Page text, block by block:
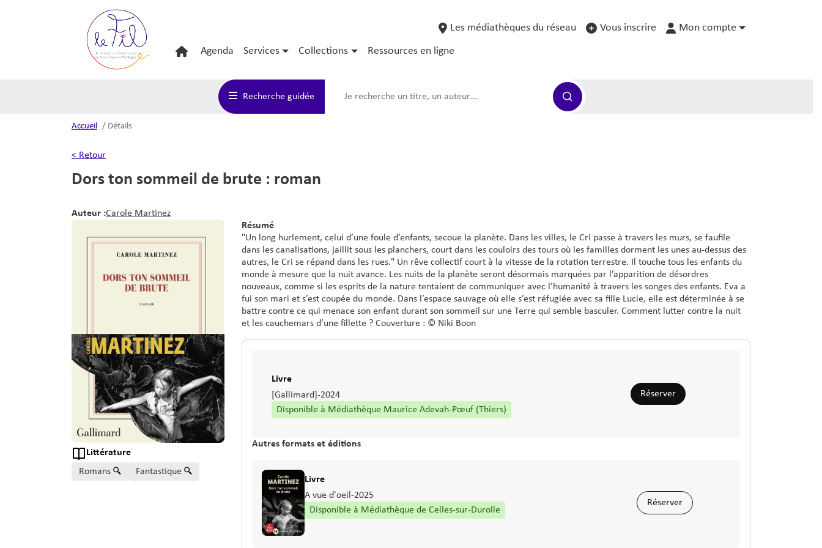
principal
logo
ouverture_bib
user_account
User
account
menu
Les médiathèques du réseau Vous inscrire Mon compte
Main
navigation
Agenda Services Collections Ressources en ligne
Recherche guidée
Accueil Détails
< Retour
Dors ton sommeil de brute : roman
Auteur :Carole Martinez
Est le type d'oeuvre de
Littérature
Genre ou forme
Romans Fantastique
Résumé
"Un long hurlement, celui d’une foule d’enfants, secoue la planète. Dans les villes, le Cri passe à travers les murs, se faufile
dans les canalisations, jaillit sous les planchers, court dans les couloirs des tours où les familles dorment les unes au-dessus des
autres, le Cri se répand dans les rues." Un rêve collectif court à la vitesse de la rotation terrestre. Il touche tous les enfants du
monde à mesure que la nuit avance. Les nuits de la planète seront désormais marquées par l’apparition de désordres
nouveaux, comme si les esprits de la nature tentaient de communiquer avec l’humanité à travers les songes des enfants. Eva a
fui son mari et s’est coupée du monde. Dans l’espace sauvage où elle s’est réfugiée avec sa fille Lucie, elle est déterminée à se
battre contre ce qui menace son enfant durant son sommeil sur une Terre qui semble basculer. Comment lutter contre la nuit
et les cauchemars d’une fillette ? Couverture : © Niki Boon
Type de support matériel
Livre
Editeur
[Gallimard] -2024
Disponible à Médiathèque Maurice Adevah-Pœuf (Thiers)
Réserver
Autres formats et éditions
Type de support matériel
Livre
Editeur
A vue d'oeil -2025
Disponible à Médiathèque de Celles-sur-Durolle
Réserver